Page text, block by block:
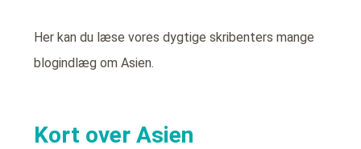
Her kan du læse vores dygtige skribenters mange
blogindlæg om Asien.
Kort over Asien